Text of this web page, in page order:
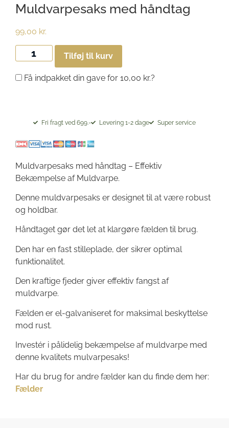
Muldvarpesaks med håndtag
99,00 kr.
Tilføj til kurv
Få indpakket din gave for 10,00 kr.?
Fri fragt ved 699.- Levering 1-2 dage Super service
Muldvarpesaks med håndtag – Effektiv
Bekæmpelse af Muldvarpe.
Denne muldvarpesaks er designet til at være robust
og holdbar.
Håndtaget gør det let at klargøre fælden til brug.
Den har en fast stilleplade, der sikrer optimal
funktionalitet.
Den kraftige fjeder giver effektiv fangst af
muldvarpe.
Fælden er el-galvaniseret for maksimal beskyttelse
mod rust.
Investér i pålidelig bekæmpelse af muldvarpe med
denne kvalitets mulvarpesaks!
Har du brug for andre fælder kan du finde dem her:
Fælder